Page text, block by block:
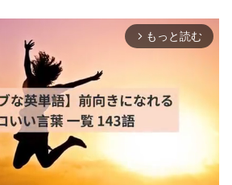
arrow_forward_ios もっと読む